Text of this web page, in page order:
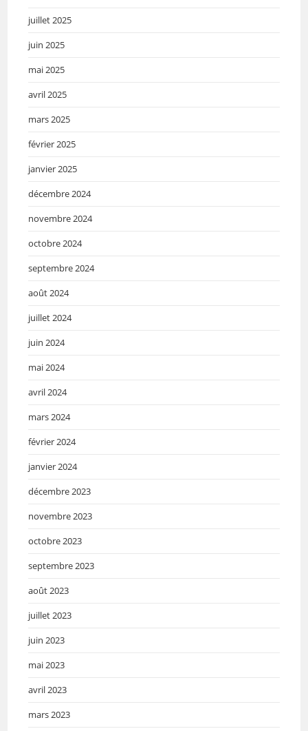
juillet 2025
juin 2025
mai 2025
avril 2025
mars 2025
février 2025
janvier 2025
décembre 2024
novembre 2024
octobre 2024
septembre 2024
août 2024
juillet 2024
juin 2024
mai 2024
avril 2024
mars 2024
février 2024
janvier 2024
décembre 2023
novembre 2023
octobre 2023
septembre 2023
août 2023
juillet 2023
juin 2023
mai 2023
avril 2023
mars 2023